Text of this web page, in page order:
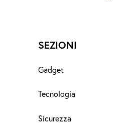
SEZIONI
Gadget
Tecnologia
Sicurezza